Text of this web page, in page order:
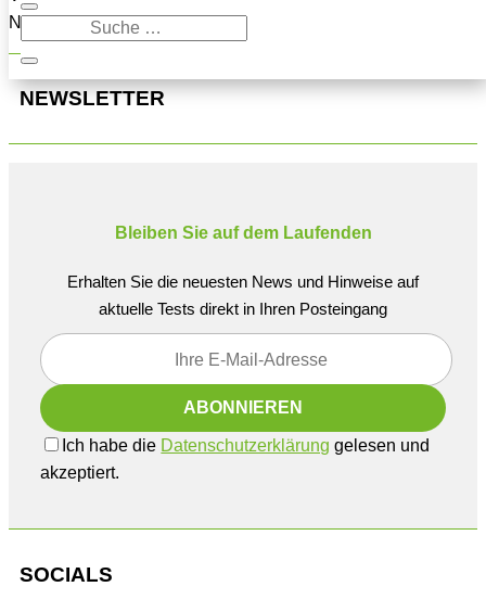
Navigation oben, um den Beitrag zu finden.
NEWSLETTER
Bleiben Sie auf dem Laufenden
Erhalten Sie die neuesten News und Hinweise auf
aktuelle Tests direkt in Ihren Posteingang
Ich habe die Datenschutzerklärung gelesen und
akzeptiert.
SOCIALS